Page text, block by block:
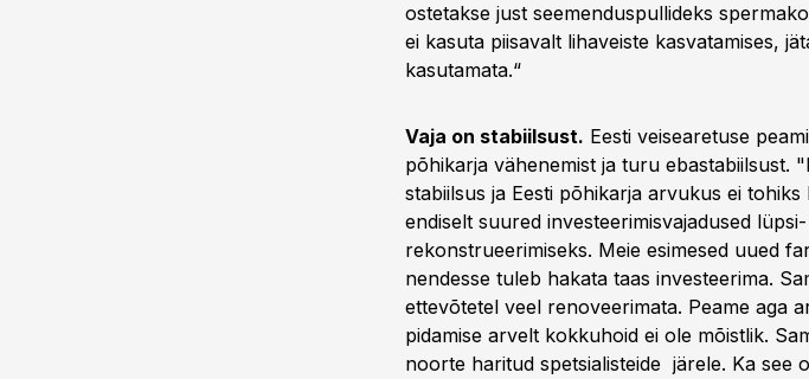
ostetakse just seemenduspullideks
ei kasuta piisavalt lihaveiste kasvatamises,
kasutamata.“
Vaja on stabiilsust. Eesti veisearetuse
põhikarja vähenemist ja turu ebastabiilsust.
stabiilsus ja Eesti põhikarja arvukus ei
endiselt suured investeerimisvajadused
rekonstrueerimiseks. Meie esimesed uued
nendesse tuleb hakata taas investeerima.
ettevõtetel veel renoveerimata. Peame aga
pidamise arvelt kokkuhoid ei ole mõistlik.
noorte haritud spetsialisteide järele. Ka see